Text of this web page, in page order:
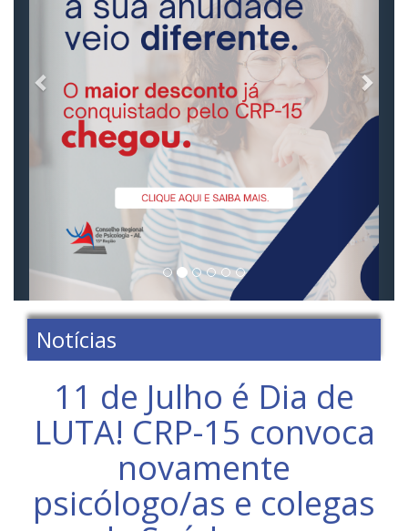
Notícias
11 de Julho é Dia de
LUTA! CRP-15 convoca
novamente
psicólogo/as e colegas